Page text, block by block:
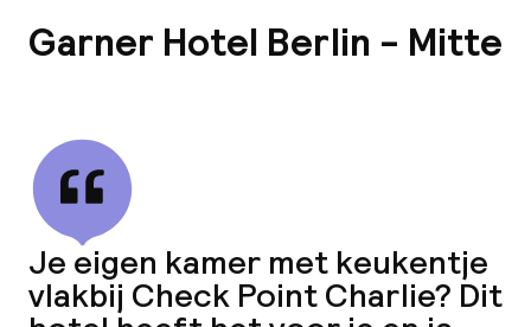
Garner Hotel Berlin - Mitte
Je eigen kamer met keukentje
vlakbij Check Point Charlie? Dit